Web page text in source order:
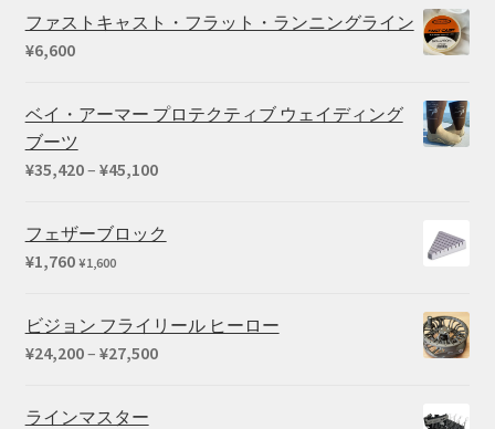
ファストキャスト・フラット・ランニングライン
¥6,600
ベイ・アーマー プロテクティブ ウェイディング
ブーツ
¥35,420– ¥45,100価
帯:
フェザーブロック
¥1,760 ¥1,600
ビジョン フライリール ヒーロー
¥24,200– ¥27,500価
ラインマスター